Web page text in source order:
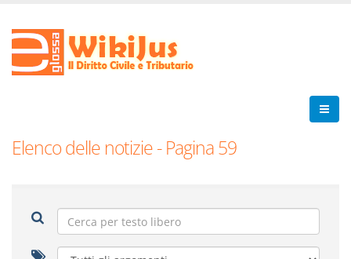
Elenco delle notizie - Pagina 59